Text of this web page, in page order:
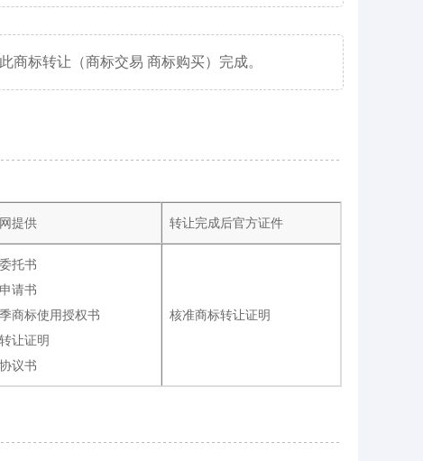
标转让（商标交易 商标购买）完成。
提供 转让完成后官方证件
托书
请书
商标使用授权书
让证明
议书
核准商标转让证明